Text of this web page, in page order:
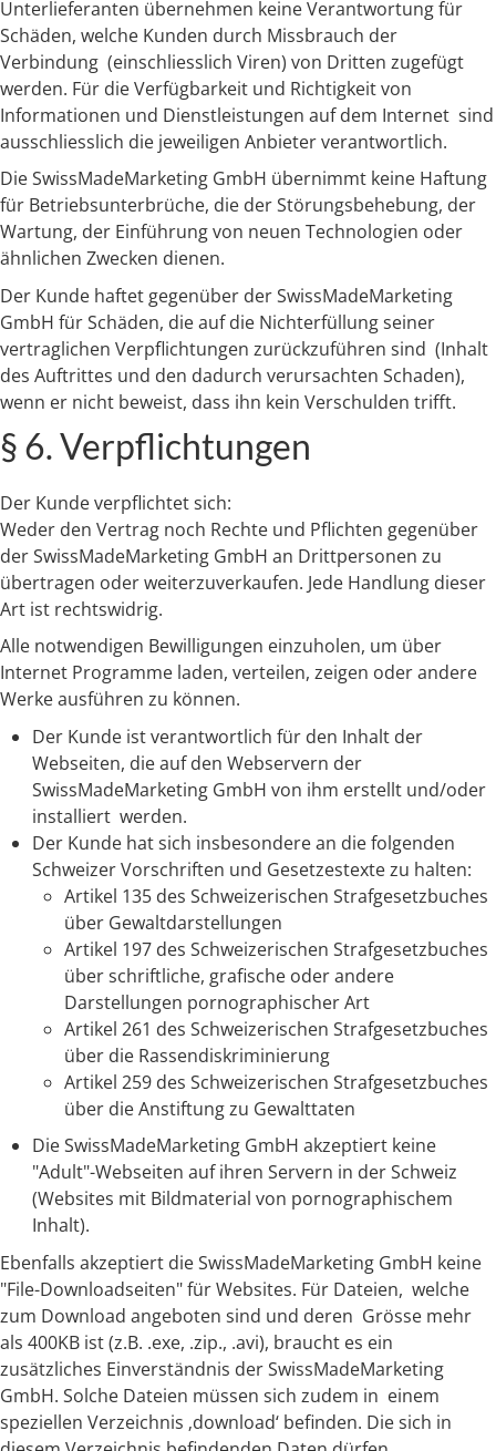
Unterlieferanten übernehmen keine Verantwortung für
Schäden, welche Kunden durch Missbrauch der
Verbindung (einschliesslich Viren) von Dritten zugefügt
werden. Für die Verfügbarkeit und Richtigkeit von
Informationen und Dienstleistungen auf dem Internet sind
ausschliesslich die jeweiligen Anbieter verantwortlich.
Die SwissMadeMarketing GmbH übernimmt keine Haftung
für Betriebsunterbrüche, die der Störungsbehebung, der
Wartung, der Einführung von neuen Technologien oder
ähnlichen Zwecken dienen.
Der Kunde haftet gegenüber der SwissMadeMarketing
GmbH für Schäden, die auf die Nichterfüllung seiner
vertraglichen Verpflichtungen zurückzuführen sind (Inhalt
des Auftrittes und den dadurch verursachten Schaden),
wenn er nicht beweist, dass ihn kein Verschulden trifft.
§ 6. Verpflichtungen
Der Kunde verpflichtet sich:
Weder den Vertrag noch Rechte und Pflichten gegenüber
der SwissMadeMarketing GmbH an Drittpersonen zu
übertragen oder weiterzuverkaufen. Jede Handlung dieser
Art ist rechtswidrig.
Alle notwendigen Bewilligungen einzuholen, um über
Internet Programme laden, verteilen, zeigen oder andere
Werke ausführen zu können.
Der Kunde ist verantwortlich für den Inhalt der
Webseiten, die auf den Webservern der
SwissMadeMarketing GmbH von ihm erstellt und/oder
installiert werden.
Der Kunde hat sich insbesondere an die folgenden
Schweizer Vorschriften und Gesetzestexte zu halten:
Artikel 135 des Schweizerischen Strafgesetzbuches
über Gewaltdarstellungen
Artikel 197 des Schweizerischen Strafgesetzbuches
über schriftliche, grafische oder andere
Darstellungen pornographischer Art
Artikel 261 des Schweizerischen Strafgesetzbuches
über die Rassendiskriminierung
Artikel 259 des Schweizerischen Strafgesetzbuches
über die Anstiftung zu Gewalttaten
Die SwissMadeMarketing GmbH akzeptiert keine
"Adult"-Webseiten auf ihren Servern in der Schweiz
(Websites mit Bildmaterial von pornographischem
Inhalt).
Ebenfalls akzeptiert die SwissMadeMarketing GmbH keine
"File-Downloadseiten" für Websites. Für Dateien, welche
zum Download angeboten sind und deren Grösse mehr
als 400KB ist (z.B. .exe, .zip., .avi), braucht es ein
zusätzliches Einverständnis der SwissMadeMarketing
GmbH. Solche Dateien müssen sich zudem in einem
speziellen Verzeichnis ‚download‘ befinden. Die sich in